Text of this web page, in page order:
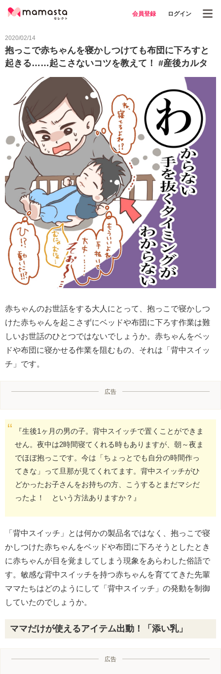
会員登録 ログイン
2020/02/14
抱っこで赤ちゃんを寝かしつけても布団に下ろすと
起きる……起こさないコツを教えて！ #産後カルタ
赤ちゃんのお世話をする大人にとって、抱っこで寝かしつ
けた赤ちゃんを起こさずにベッドや布団に下ろす作業は難
しいお世話のひとつではないでしょうか。赤ちゃんをベッ
ドや布団に寝かせる作業を阻むもの、それは「背中スイッ
チ」です。
広告
『生後1ヶ月の男の子。背中スイッチで置くことができま
せん。夜中は2時間寝てくれる時もありますが、朝～夜ま
でほぼ抱っこです。今は「ちょっとでも自分の時間作っ
てきな」って旦那が見てくれてます。背中スイッチがひ
どかったお子さんをお持ちの方、こうするとまだマシだ
ったよ！ という方法ありますか？』
「背中スイッチ」とは何かの製品名ではなく、抱っこで寝
かしつけた赤ちゃんをベッドや布団に下ろそうとしたとき
に赤ちゃんが目を覚ましてしまう現象をあらわした俗語で
す。敏感な背中スイッチを持つ赤ちゃんを育ててきた先輩
ママたちはどのようにして「背中スイッチ」の発動を制御
していたのでしょうか。
ママだけが使えるアイテム出動！「添い乳」
広告